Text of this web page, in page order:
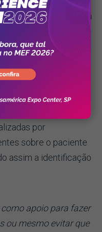
certo”
, afirma
Digital por meio do
assistência.
dos aplicativos
por
sobre o paciente
assim a identificação
apoio para fazer
ou mesmo evitar que